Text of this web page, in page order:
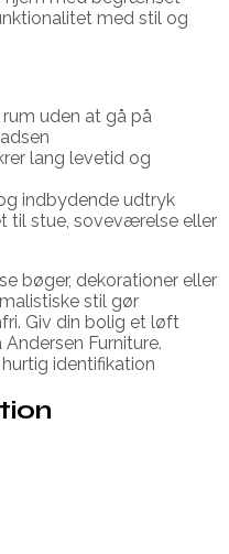
med stil og
uden at gå på
lang levetid og
indbydende udtryk
til stue, soveværelse eller
bøger, dekorationer eller
stil gør
Giv din bolig et løft
Furniture.
identifikation